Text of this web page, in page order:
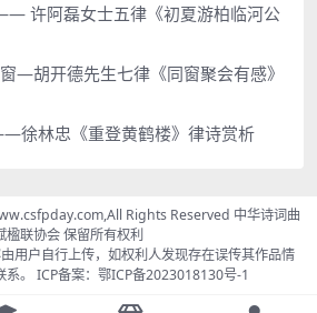
许阿磊女士五律《初夏游柏临河公
—胡开德先生七律《同窗聚会有感》
徐林忠《重登黄鹤楼》律诗赏析
Rights Reserved 中华诗词曲
楹联协会 保留所有权利
用户自行上传，如权利人发现存在误传其作品情
。 ICP备案： 鄂ICP备2023018130号-1